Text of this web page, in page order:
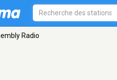
Radio